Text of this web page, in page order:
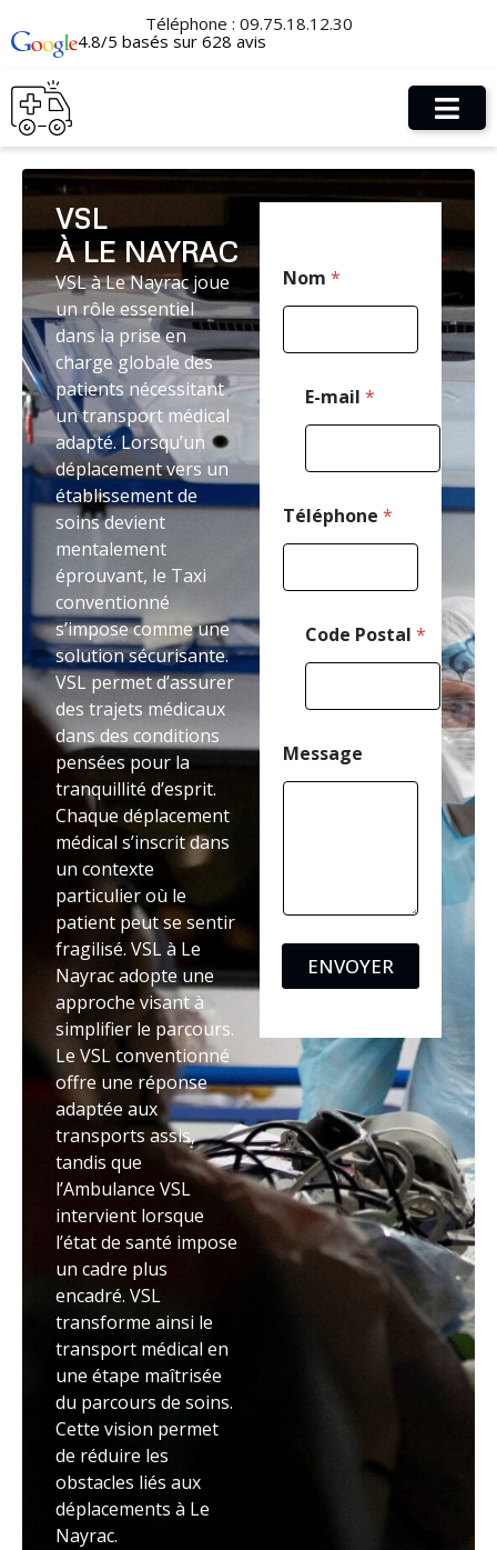
Téléphone : 09.75.18.12.30
4.8/5 basés sur 628 avis
VSL
À LE NAYRAC
VSL à Le Nayrac joue
un rôle essentiel
dans la prise en
charge globale des
patients nécessitant
un transport médical
adapté. Lorsqu’un
déplacement vers un
établissement de
soins devient
mentalement
éprouvant, le Taxi
conventionné
s’impose comme une
solution sécurisante.
VSL permet d’assurer
des trajets médicaux
dans des conditions
pensées pour la
tranquillité d’esprit.
Chaque déplacement
médical s’inscrit dans
un contexte
particulier où le
patient peut se sentir
fragilisé. VSL à Le
Nayrac adopte une
approche visant à
simplifier le parcours.
Le VSL conventionné
offre une réponse
adaptée aux
transports assis,
tandis que
l’Ambulance VSL
intervient lorsque
l’état de santé impose
un cadre plus
encadré. VSL
transforme ainsi le
transport médical en
une étape maîtrisée
du parcours de soins.
Cette vision permet
de réduire les
obstacles liés aux
déplacements à Le
Nayrac.
Nom *
n
N
E-mail *
Téléphone *
Code Postal *
Message
ENVOYER